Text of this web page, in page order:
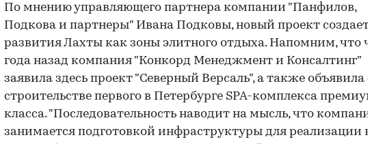
По мнению управляющего партнера компании "Панфилов,
Подкова и партнеры" Ивана Подковы, новый проект
развития Лахты как зоны элитного отдыха. Напомним, что
года назад компания "Конкорд Менеджмент и Консалтинг"
заявила здесь проект "Северный Версаль", а также объявила
строительстве первого в Петербурге SPA-комплекса
класса. "Последовательность наводит на мысль, что
занимается подготовкой инфраструктуры для реализации